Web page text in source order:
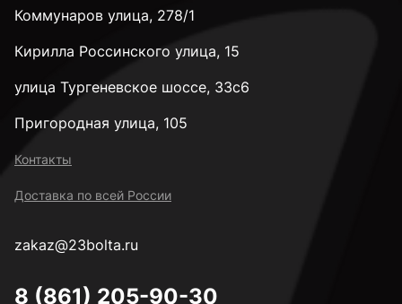
Коммунаров улица, 278/1
Кирилла Россинского улица, 15
улица Тургеневское шоссе, 33с6
Пригородная улица, 105
Контакты
Доставка по всей России
zakaz@23bolta.ru
8 (861) 205-90-30